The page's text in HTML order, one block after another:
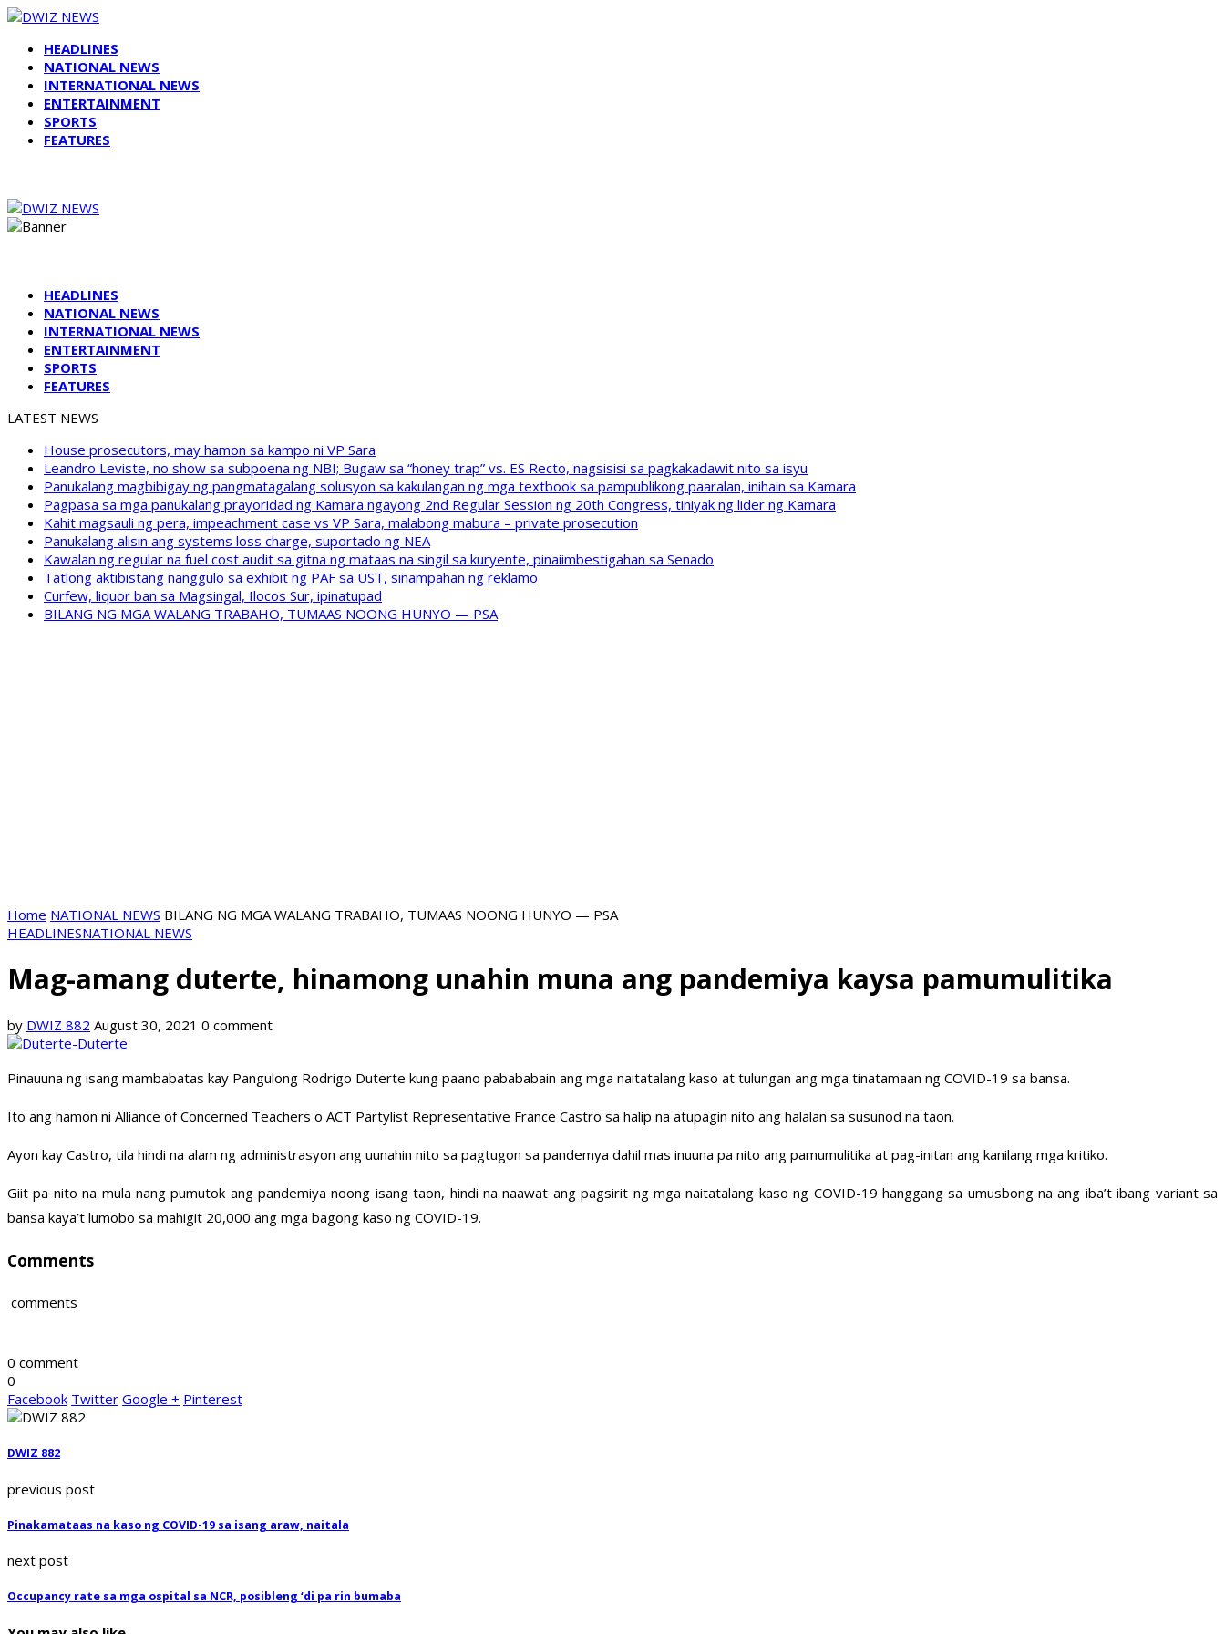
HEADLINES
NATIONAL NEWS
INTERNATIONAL NEWS
ENTERTAINMENT
SPORTS
FEATURES
HEADLINES
NATIONAL NEWS
INTERNATIONAL NEWS
ENTERTAINMENT
SPORTS
FEATURES
LATEST NEWS
House prosecutors, may hamon sa kampo ni VP Sara
Leandro Leviste, no show sa subpoena ng NBI; Bugaw sa “honey trap” vs. ES Recto, nagsisisi sa pagkakadawit nito sa isyu
Panukalang magbibigay ng pangmatagalang solusyon sa kakulangan ng mga textbook sa pampublikong paaralan, inihain sa Kamara
Pagpasa sa mga panukalang prayoridad ng Kamara ngayong 2nd Regular Session ng 20th Congress, tiniyak ng lider ng Kamara
Kahit magsauli ng pera, impeachment case vs VP Sara, malabong mabura – private prosecution
Panukalang alisin ang systems loss charge, suportado ng NEA
Kawalan ng regular na fuel cost audit sa gitna ng mataas na singil sa kuryente, pinaiimbestigahan sa Senado
Tatlong aktibistang nanggulo sa exhibit ng PAF sa UST, sinampahan ng reklamo
Curfew, liquor ban sa Magsingal, Ilocos Sur, ipinatupad
BILANG NG MGA WALANG TRABAHO, TUMAAS NOONG HUNYO — PSA
Home NATIONAL NEWS BILANG NG MGA WALANG TRABAHO, TUMAAS NOONG HUNYO — PSA
HEADLINESNATIONAL NEWS
Mag-amang duterte, hinamong unahin muna ang pandemiya kaysa pamumulitika
by DWIZ 882 August 30, 2021 0 comment
Pinauuna ng isang mambabatas kay Pangulong Rodrigo Duterte kung paano pabababain ang mga naitatalang kaso at tulungan ang mga tinatamaan ng COVID-19 sa bansa.
Ito ang hamon ni Alliance of Concerned Teachers o ACT Partylist Representative France Castro sa halip na atupagin nito ang halalan sa susunod na taon.
Ayon kay Castro, tila hindi na alam ng administrasyon ang uunahin nito sa pagtugon sa pandemya dahil mas inuuna pa nito ang pamumulitika at pag-initan ang kanilang mga kritiko.
Giit pa nito na mula nang pumutok ang pandemiya noong isang taon, hindi na naawat ang pagsirit ng mga naitatalang kaso ng COVID-19 hanggang sa umusbong na ang iba’t ibang variant sa
bansa kaya’t lumobo sa mahigit 20,000 ang mga bagong kaso ng COVID-19.
Comments
comments
0 comment
0
Facebook Twitter Google + Pinterest
DWIZ 882
previous post
Pinakamataas na kaso ng COVID-19 sa isang araw, naitala
next post
Occupancy rate sa mga ospital sa NCR, posibleng ‘di pa rin bumaba